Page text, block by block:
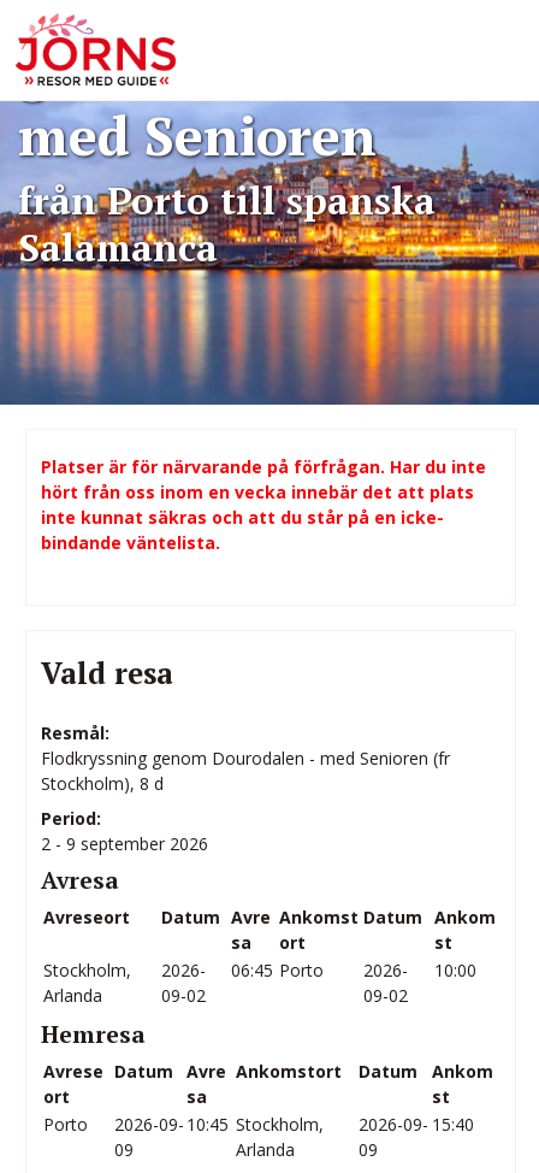
genom Dourodalen
med Senioren
från Porto till spanska
Salamanca
Platser är för närvarande på förfrågan. Har du inte
hört från oss inom en vecka innebär det att plats
inte kunnat säkras och att du står på en icke-
bindande väntelista.
Vald resa
Resmål:
Flodkryssning genom Dourodalen - med Senioren (fr
Stockholm), 8 d
Period:
2 - 9 september 2026
Avresa
Avreseort Datum Avre
sa
Ankomst
ort
Datum Ankom
st
Stockholm,
Arlanda
2026-
09-02
06:45 Porto
2026-
09-02
10:00
Hemresa
Avrese
ort
Datum
Avre
sa
Ankomstort Datum
Ankom
st
Porto
2026-09-
09
10:45 Stockholm,
Arlanda
2026-09-
09
15:40